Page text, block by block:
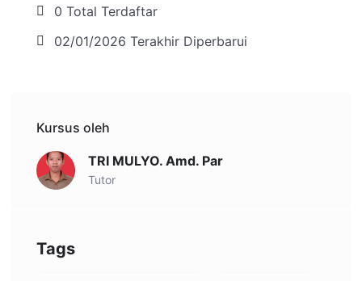
0 Total Terdaftar
02/01/2026 Terakhir Diperbarui
Kursus oleh
TRI MULYO. Amd. Par
Tutor
Tags